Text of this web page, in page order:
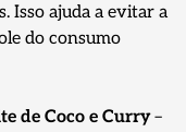
Isso ajuda a evitar a
do consumo
de Coco e Curry–